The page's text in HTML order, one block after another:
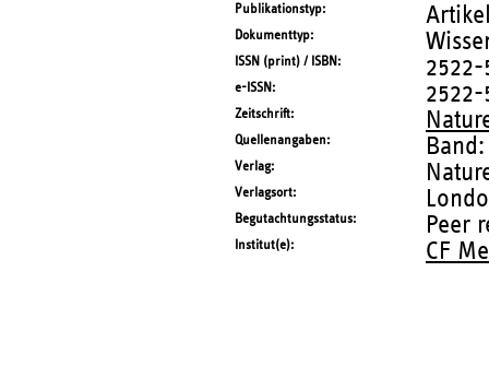
Publikationstyp
Dokumenttyp
ISSN (print) / ISBN 2522-
e-ISSN 2522-
Zeitschrift
Quellenangaben
Verlag
Verlagsort
Begutachtungsstatus Peer
Institut(e) CF